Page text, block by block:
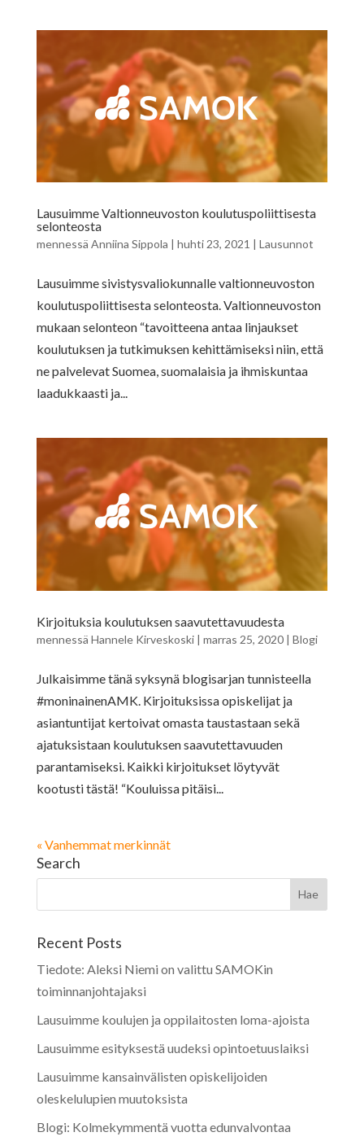
Lausuimme Valtionneuvoston koulutuspoliittisesta
selonteosta
mennessä Anniina Sippola | huhti 23, 2021 | Lausunnot
Lausuimme sivistysvaliokunnalle valtionneuvoston
koulutuspoliittisesta selonteosta. Valtionneuvoston
mukaan selonteon “tavoitteena antaa linjaukset
koulutuksen ja tutkimuksen kehittämiseksi niin, että
ne palvelevat Suomea, suomalaisia ja ihmiskuntaa
laadukkaasti ja...
Kirjoituksia koulutuksen saavutettavuudesta
mennessä Hannele Kirveskoski| marras 25, 2020| Blogi
Julkaisimme tänä syksynä blogisarjan tunnisteella
#moninainenAMK. Kirjoituksissa opiskelijat ja
asiantuntijat kertoivat omasta taustastaan sekä
ajatuksistaan koulutuksen saavutettavuuden
parantamiseksi. Kaikki kirjoitukset löytyvät
kootusti tästä! “Kouluissa pitäisi...
« Vanhemmat merkinnät
Search
Recent Posts
Tiedote: Aleksi Niemi on valittu SAMOKin
toiminnanjohtajaksi
Lausuimme koulujen ja oppilaitosten loma-ajoista
Lausuimme esityksestä uudeksi opintoetuuslaiksi
Lausuimme kansainvälisten opiskelijoiden
oleskelulupien muutoksista
Blogi: Kolmekymmentä vuotta edunvalvontaa